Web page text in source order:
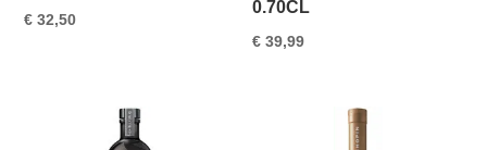
€ 32,50
0.70CL
€ 39,99